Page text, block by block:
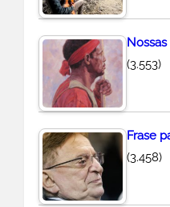
(3.553)
Frase
(3.458)